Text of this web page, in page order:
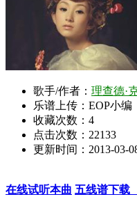
歌手/作者： 理查德·
乐谱上传：EOP小编
收藏次数： 4
点击次数：22133
更新时间：2013-03-
在线试听本曲 五线谱下载